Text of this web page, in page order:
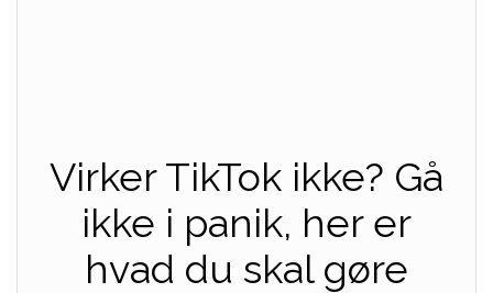
Virker TikTok ikke? Gå
ikke i panik, her er
hvad du skal gøre